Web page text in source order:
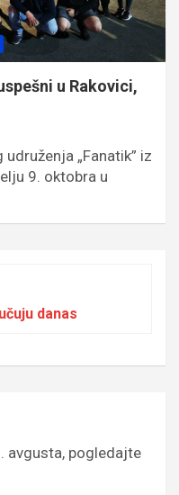
u Rakovici,
„Fanatik” iz
9. oktobra u
danas
avgusta, pogledajte